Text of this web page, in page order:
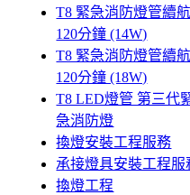
T8 緊急消防燈管續航
120分鐘 (14W)
T8 緊急消防燈管續航
120分鐘 (18W)
T8 LED燈管 第三代
急消防燈
換燈安裝工程服務
承接燈具安裝工程服
換燈工程